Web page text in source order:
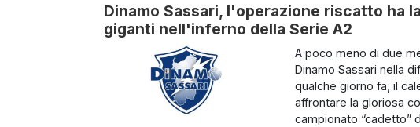
Dinamo Sassari, l'operazione riscatto ha
giganti nell'inferno della Serie A2
A poco meno di due
Dinamo Sassari nella
qualche giorno fa, il
affrontare la gloriosa
campionato “cadetto”